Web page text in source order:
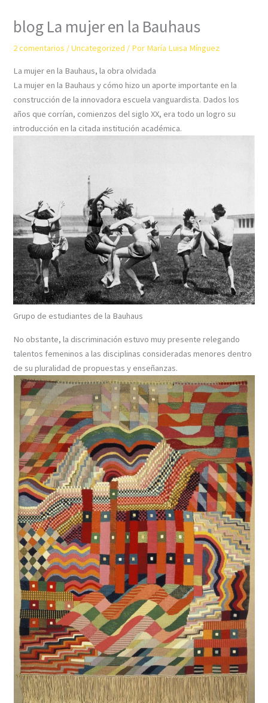
blog La mujer en la Bauhaus
2 comentarios /Uncategorized / Por María Luisa Mínguez
La mujer en la Bauhaus, la obra olvidada
La mujer en la Bauhaus y cómo hizo un aporte importante en la
construcción de la innovadora escuela vanguardista. Dados los
años que corrían, comienzos del siglo XX, era todo un logro su
introducción en la citada institución académica.
Grupo de estudiantes de la Bauhaus
No obstante, la discriminación estuvo muy presente relegando
talentos femeninos a las disciplinas consideradas menores dentro
de su pluralidad de propuestas y enseñanzas.